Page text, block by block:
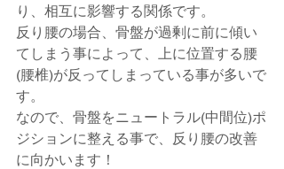
り、相互に影響する関係です。
反り腰の場合、骨盤が過剰に前に傾い
てしまう事によって、上に位置する腰
(腰椎)が反ってしまっている事が多いで
す。
なので、骨盤をニュートラル(中間位)ポ
ジションに整える事で、反り腰の改善
に向かいます！